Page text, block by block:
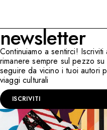
newsletter
Continuiamo a sentirci!
rimanere sempre sul pezzo
seguire da vicino i tuoi autori
viaggi culturali
ISCRIVITI